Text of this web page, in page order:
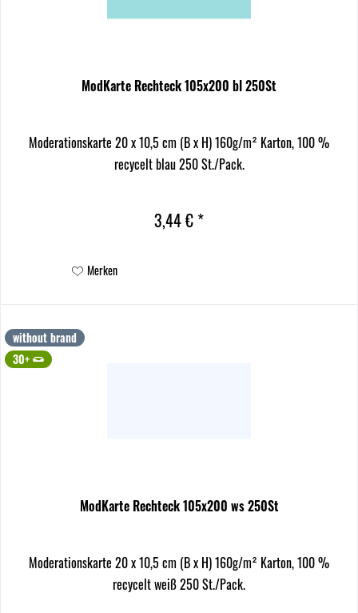
ModKarte Rechteck 105x200 bl 250St
Moderationskarte 20 x 10,5 cm (B x H) 160g/m² Karton, 100 %
recycelt blau 250 St./Pack.
3,44 € *
Merken
without brand
30+
ModKarte Rechteck 105x200 ws 250St
Moderationskarte 20 x 10,5 cm (B x H) 160g/m² Karton, 100 %
recycelt weiß 250 St./Pack.